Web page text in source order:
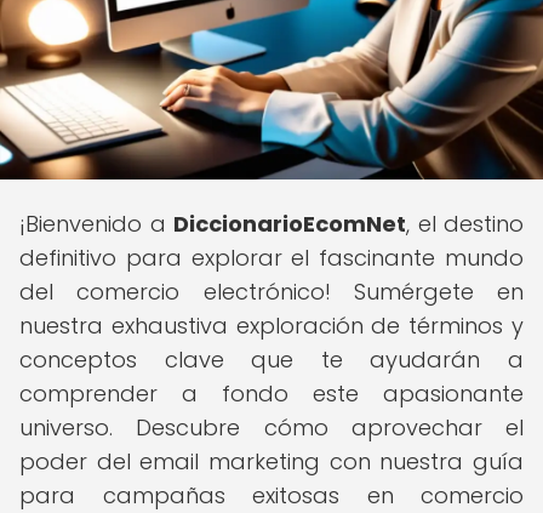
¡Bienvenido a DiccionarioEcomNet, el destino
definitivo para explorar el fascinante mundo
del comercio electrónico! Sumérgete en
nuestra exhaustiva exploración de términos y
conceptos clave que te ayudarán a
comprender a fondo este apasionante
universo. Descubre cómo aprovechar el
poder del email marketing con nuestra guía
para campañas exitosas en comercio